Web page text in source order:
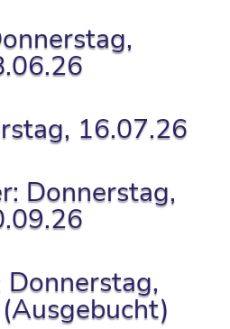
16.07.26
Donnerstag,